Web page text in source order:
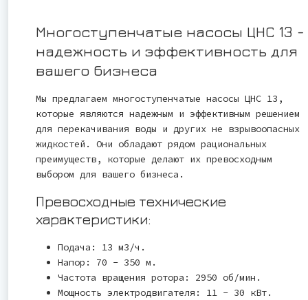
Многоступенчатые насосы ЦНС 13 -
надежность и эффективность для
вашего бизнеса
Мы предлагаем многоступенчатые насосы ЦНС 13,
которые являются надежным и эффективным решением
для перекачивания воды и других не взрывоопасных
жидкостей. Они обладают рядом рациональных
преимуществ, которые делают их превосходным
выбором для вашего бизнеса.
Превосходные технические
характеристики:
Подача: 13 м3/ч.
Напор: 70 - 350 м.
Частота вращения ротора: 2950 об/мин.
Мощность электродвигателя: 11 - 30 кВт.